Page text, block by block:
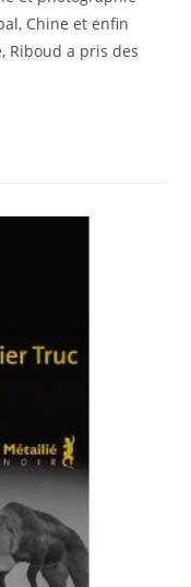
Chine et enfin
Riboud a pris des